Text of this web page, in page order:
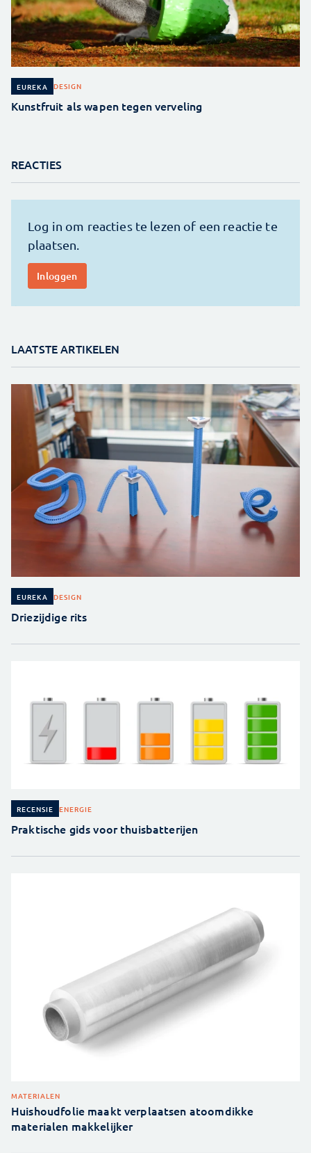
EUREKA DESIGN
Kunstfruit als wapen tegen verveling
REACTIES
LAATSTE ARTIKELEN
EUREKA DESIGN
Driezijdige rits
RECENSIE ENERGIE
Praktische gids voor thuisbatterijen
MATERIALEN
Huishoudfolie maakt verplaatsen atoomdikke
materialen makkelijker